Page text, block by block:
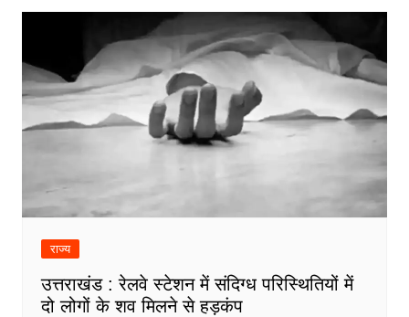
राज्य
उत्तराखंड : रेलवे स्टेशन में संदिग्ध परिस्थितियों में
दो लोगों के शव मिलने से हड़कंप